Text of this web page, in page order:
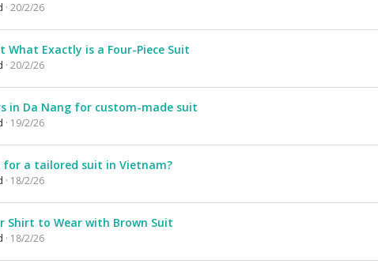
20/2/26
What Exactly is a Four-Piece Suit
20/2/26
in Da Nang for custom-made suit
19/2/26
for a tailored suit in Vietnam?
18/2/26
Shirt to Wear with Brown Suit
18/2/26